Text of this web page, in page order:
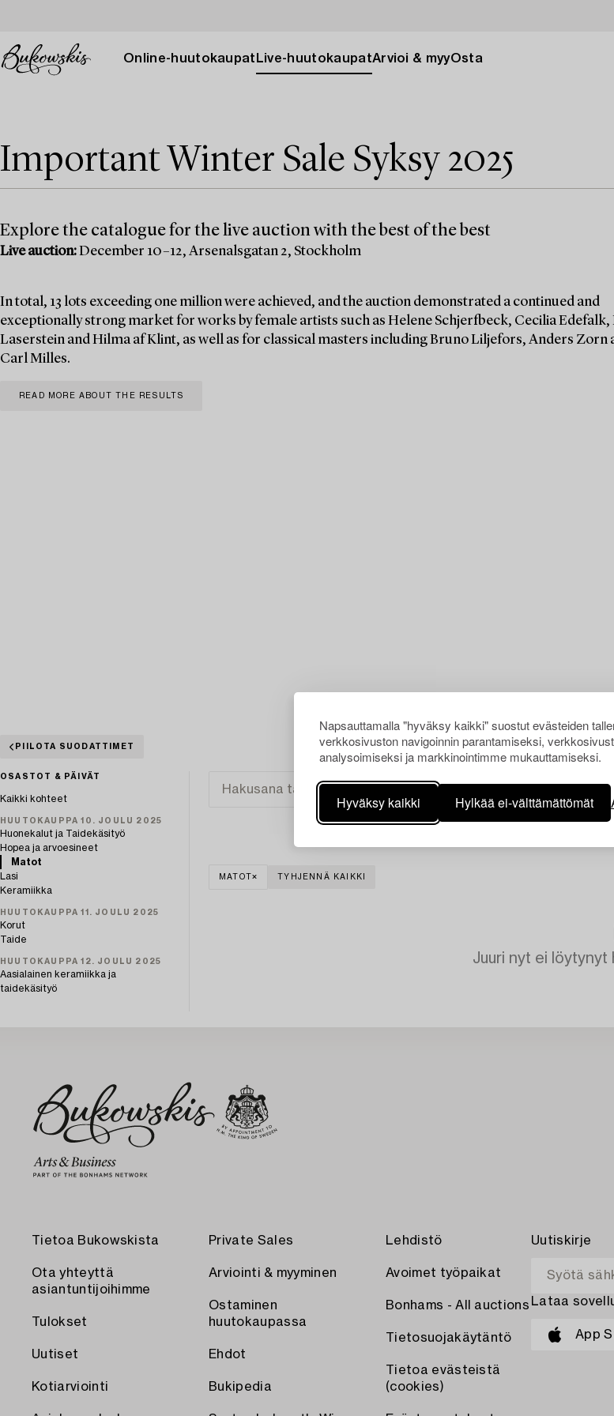
Napsauttamalla "hyväksy kaikki" suostut evästeiden
verkkosivuston navigoinnin parantamiseksi,
analysoimiseksi ja markkinointimme mukauttamiseksi.
Hyväksy kaikki Hylkää ei-välttämättömät
Online-huutokaupat Live-huutokaupatArvioi & myyOsta
Important Winter Sale Syksy 2025
Explore the catalogue for the live auction with the best of the best
Live auction:December 10–12, Arsenalsgatan 2, Stockholm
In total, 13 lots exceeding one million were achieved, and the auction demonstrated a continued and
exceptionally strong market for works by female artists such as Helene Schjerfbeck, Cecilia Edefalk,
Laserstein and Hilma af Klint, as well as for classical masters including Bruno Liljefors, Anders Zorn
Carl Milles.
READ MORE ABOUT THE RESULTS
PIILOTA SUODATTIMET
OSASTOT & PÄIVÄT
Kaikki kohteet
HUUTOKAUPPA 10. JOULU 2025
Huonekalut ja Taidekäsityö
Hopea ja arvoesineet
Matot
Lasi
Keramiikka
HUUTOKAUPPA 11. JOULU 2025
Korut
Taide
HUUTOKAUPPA 12. JOULU 2025
Aasialainen keramiikka ja
taidekäsityö
MATOT TYHJENNÄ KAIKKI
Juuri nyt ei löytynyt
Tietoa Bukowskista
Ota yhteyttä
asiantuntijoihimme
Tulokset
Uutiset
Kotiarviointi
Private Sales
Arviointi & myyminen
Ostaminen
huutokaupassa
Ehdot
Bukipedia
Lehdistö
Avoimet työpaikat
Bonhams - All auctions
Tietosuojakäytäntö
Tietoa evästeistä
(cookies)
Uutiskirje
Lataa
App